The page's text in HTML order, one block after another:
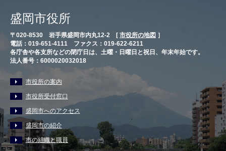
盛岡市役所
〒020-8530 岩手県盛岡市内丸12-2 [ 市役所の地図 ］
電話：019-651-4111 ファクス：019-622-6211
各庁舎や各支所などの閉庁日は、土曜・日曜日と祝日、年末年始です。
法人番号：6000020032018
市役所の案内
市役所受付窓口
盛岡市へのアクセス
盛岡市の紹介
市の組織と職員